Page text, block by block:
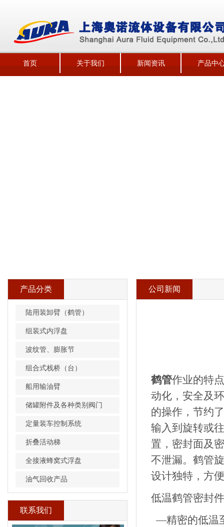
首页 关于我们 新闻资讯 产品中
产品分类
陆用装卸臂（鹤管）
组装式内浮盘
波纹管、膨胀节
组合式栈桥（台）
船用输油臂
储罐附件及各种类别阀门
定量装车控制系统
折叠活动梯
全接液蜂窝式浮盘
油气回收产品
联系我们
公司新闻
鹤管作业的特
动化，安全及
的操作，节约
输入到旋转或
置，密封面及
不泄漏。鹤管
设计独特，方
低温鹤管密封
—精密的低温